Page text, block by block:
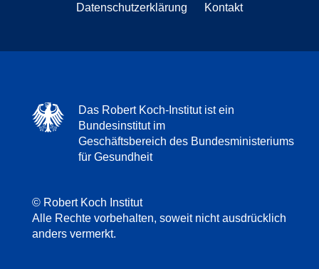
Datenschutzerklärung
Kontakt
Das Robert Koch-Institut ist ein
Bundesinstitut im
Geschäftsbereich des Bundesministeriums
für Gesundheit
© Robert Koch Institut
Alle Rechte vorbehalten, soweit nicht ausdrücklich
anders vermerkt.